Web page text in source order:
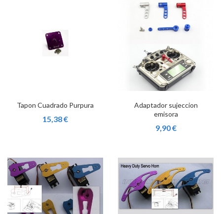
Tapon Cuadrado Purpura
15,38 €
Adaptador sujeccion
emisora
9,90 €